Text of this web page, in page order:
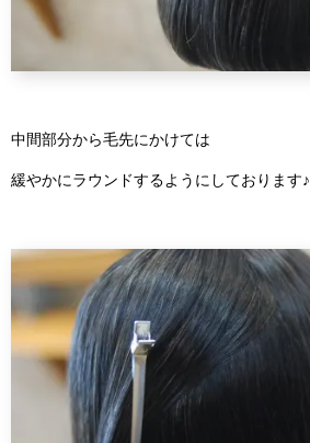
中間部分から毛先にかけては
緩やかにラウンドするようにしております♪